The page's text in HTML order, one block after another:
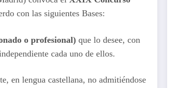
con las siguientes Bases:
o profesional) que lo desee, con
cada uno de ellos.
en lengua castellana, no admitiéndose